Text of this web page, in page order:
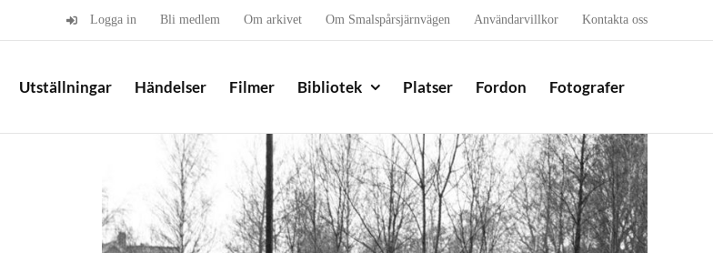
Logga in Bli medlem Om arkivet Om Smalspårsjärnvägen Användarvillkor Kontakta oss
Utställningar Händelser Filmer Bibliotek Platser Fordon Fotografer